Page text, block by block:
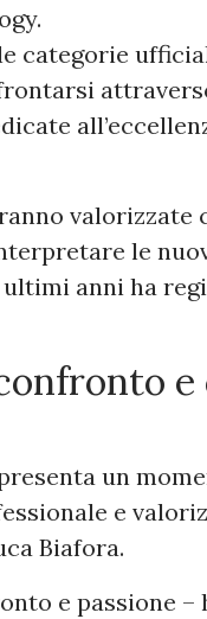
categorie
valorizzate
le
ultimi anni ha
un
e
Biafora.
e passione